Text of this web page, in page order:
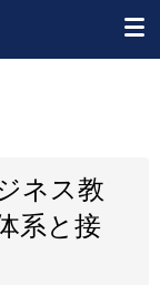
ネス教
系と接